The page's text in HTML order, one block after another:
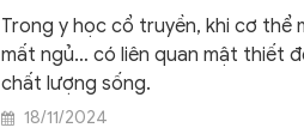
Trong y học cổ truyền, khi cơ thể
mất ngủ… có liên quan mật thiết
chất lượng sống.
18/11/2024